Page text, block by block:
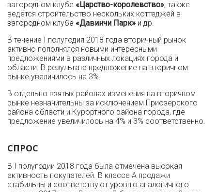
загородном клубе «Царство-королевство», также
ведётся строительство нескольких коттеджей в
загородном клубе «Давинчи Парк» и др.
В течение I полугодия 2018 года вторичный рынок
активно пополнялся новыми интересными
предложениями в различных локациях города и
области. В результате предложение на вторичном
рынке увеличилось на 3%.
В отдельно взятых районах изменения на вторичном
рынке незначительны за исключением Приозерского
района области и Курортного района города, где
предложение увеличилось на 4% и 3% соответственно.
СПРОС
В I полугодии 2018 года была отмечена высокая
активность покупателей. В классе А продажи
стабильны и соответствуют уровню аналогичного